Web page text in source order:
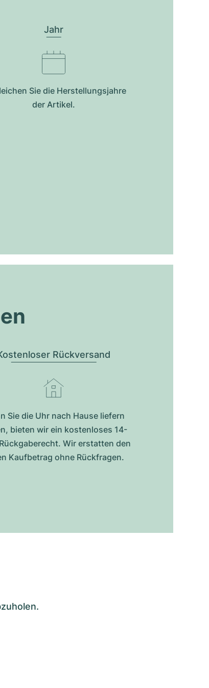
Jahr
Sie die Herstellungsjahre
der Artikel.
Rückversand
Sie die Uhr nach Hause liefern
bieten wir ein kostenloses 14-
Wir erstatten den
Kaufbetrag ohne Rückfragen.